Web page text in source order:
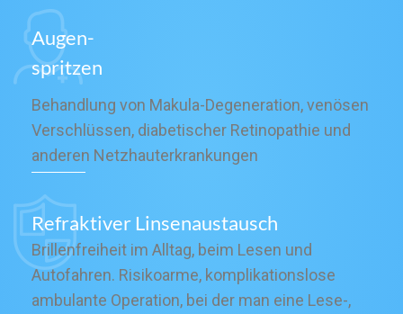
Augen-
spritzen
Behandlung von Makula-Degeneration, venösen
Verschlüssen, diabetischer Retinopathie und
anderen Netzhauterkrankungen
Refraktiver Linsenaustausch
Brillenfreiheit im Alltag, beim Lesen und
Autofahren. Risikoarme, komplikationslose
ambulante Operation, bei der man eine Lese-,